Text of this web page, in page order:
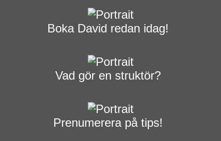
Boka David redan idag!
Vad gör en struktör?
Prenumerera på tips!